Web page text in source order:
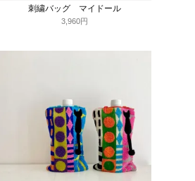
刺繍バッグ マイドール
3,960円